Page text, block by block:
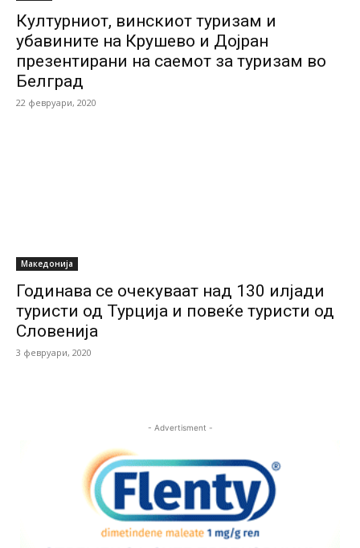
Културниот, винскиот туризам и
убавините на Крушево и Дојран
презентирани на саемот за туризам во
Белград
22 февруари, 2020
Македонија
Годинава се очекуваат над 130 илјади
туристи од Турција и повеќе туристи од
Словенија
3 февруари, 2020
- Advertisment -